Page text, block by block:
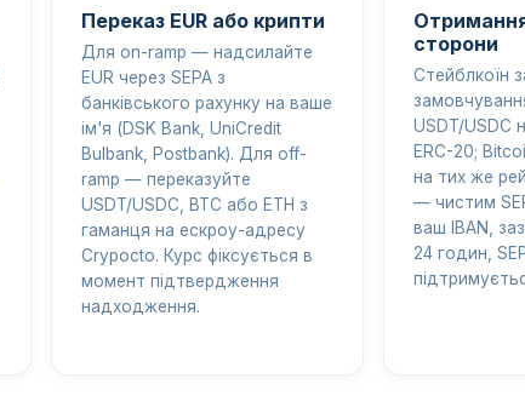
Переказ EUR або крипти
Для on-ramp — надсилайте
EUR через SEPA з
банківського рахунку на ваше
ім'я (DSK Bank, UniCredit
Bulbank, Postbank). Для off-
ramp — переказуйте
USDT/USDC, BTC або ETH з
гаманця на ескроу-адресу
Crypocto. Курс фіксується в
момент підтвердження
надходження.
сторони
Стейблкоїн
USDT/USDC
ERC-20;
на тих же
— чистим
ваш IBAN,
24 годин,